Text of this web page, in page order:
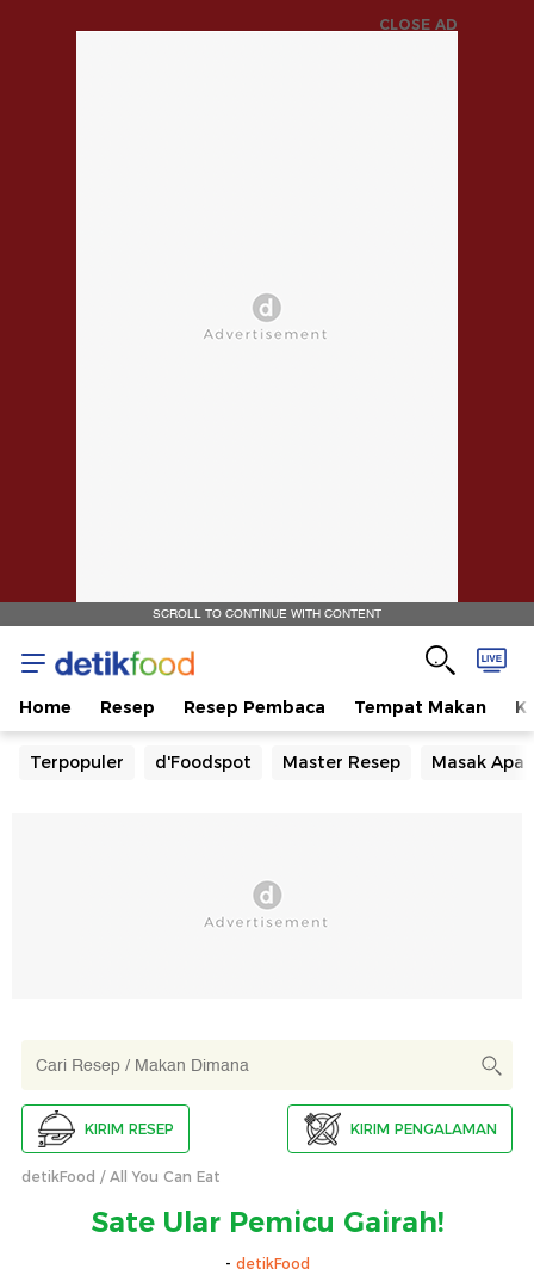
CLOSE AD
SCROLL TO CONTINUE WITH CONTENT
Home Resep Resep Pembaca Tempat Makan
Terpopuler d'Foodspot Master Resep Masak Apa
KIRIM RESEP KIRIM PENGALAMAN
detikFood All You Can Eat
Sate Ular Pemicu Gairah!
- detikFood